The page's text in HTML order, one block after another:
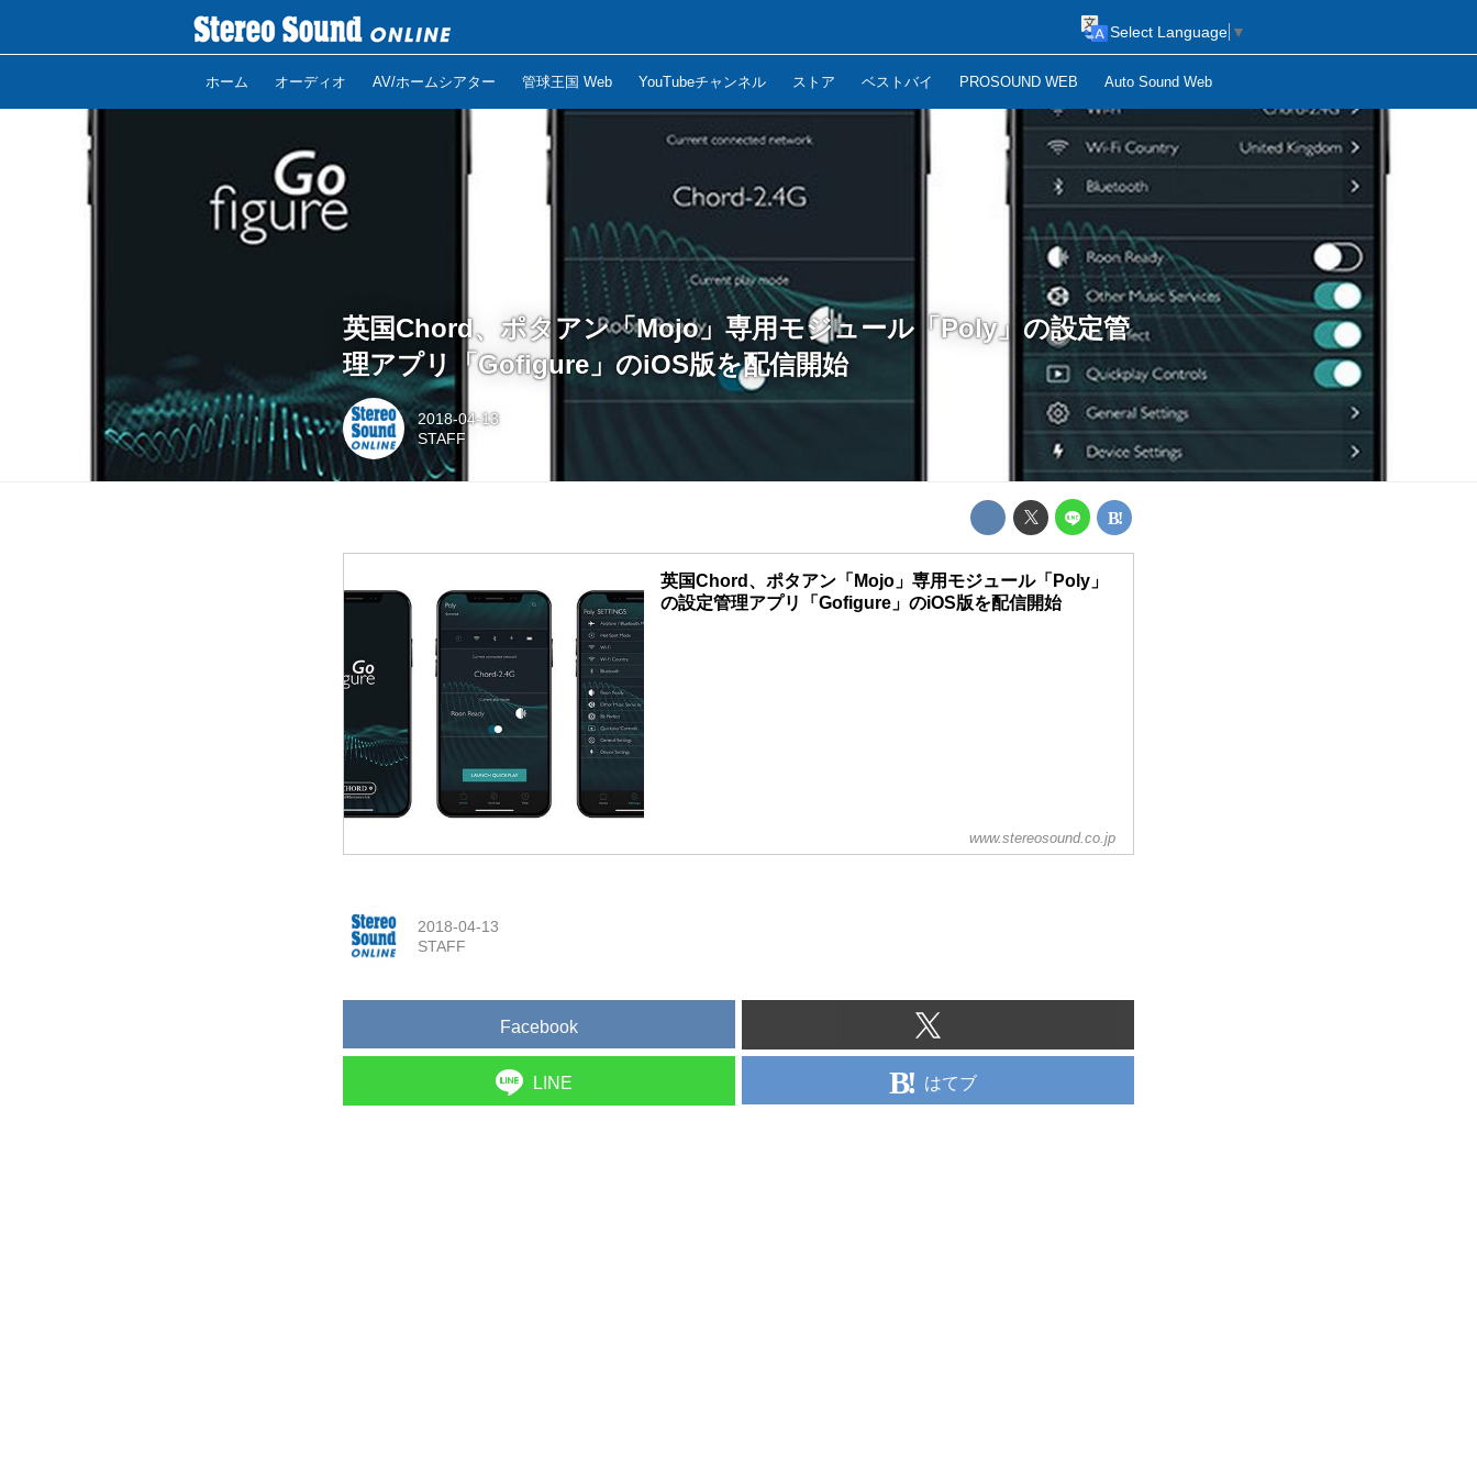
ホーム オーディオ AV/ホームシアター 管球王国 Web YouTubeチャンネル ストア ベストバイ PROSOUND WEB Auto Sound Web
Select Language ▼
英国Chord、ポタアン「Mojo」専用モジュール「Poly」の設定管
理アプリ「Gofigure」のiOS版を配信開始
2018-04-13
STAFF
英国Chord、ポタアン「Mojo」専用モジュール「Poly」
の設定管理アプリ「Gofigure」のiOS版を配信開始
www.stereosound.co.jp
2018-04-13
STAFF
Facebook
LINE はてブ